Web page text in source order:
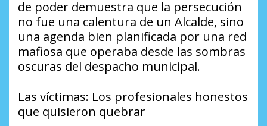
de poder demuestra que la persecución
no fue una calentura de un Alcalde, sino
una agenda bien planificada por una red
mafiosa que operaba desde las sombras
oscuras del despacho municipal.
​Las víctimas: Los profesionales honestos
que quisieron quebrar